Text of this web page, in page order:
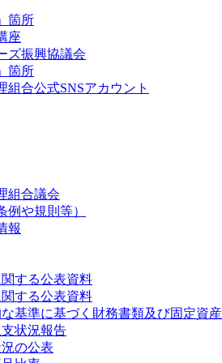
箇所
座
ズ振興協議会
箇所
組合公式SNSアカウント
組合議会
例や規則等）
報
する公表資料
する公表資料
基準に基づく財務書類及び固定資
状況報告
の公表